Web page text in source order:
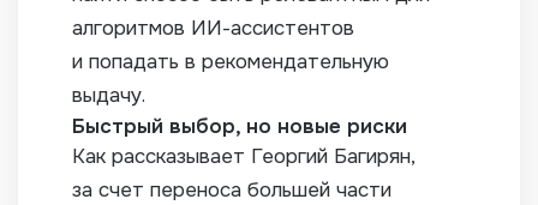
алгоритмов ИИ-ассистентов
и попадать в рекомендательную
выдачу.
Быстрый выбор, но новые риски
Как рассказывает Георгий Багирян,
за счет переноса большей части